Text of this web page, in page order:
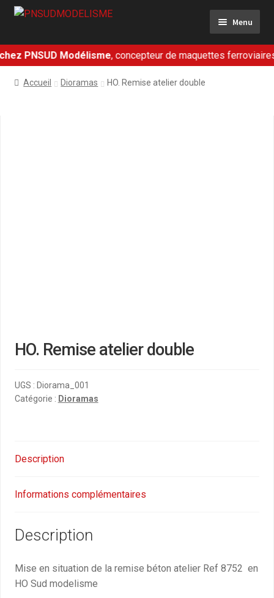
Aller
navigation
Aller
Menu
Ferroviaire
PNSUD Modélisme, concepteur de maquettes ferroviaires
Accueil Dioramas HO. Remise atelier double
HO. Remise atelier double
UGS : Diorama_001
Catégorie : Dioramas
Description
Informations complémentaires
Description
Mise en situation de la remise béton atelier Ref 8752 en
HO Sud modelisme